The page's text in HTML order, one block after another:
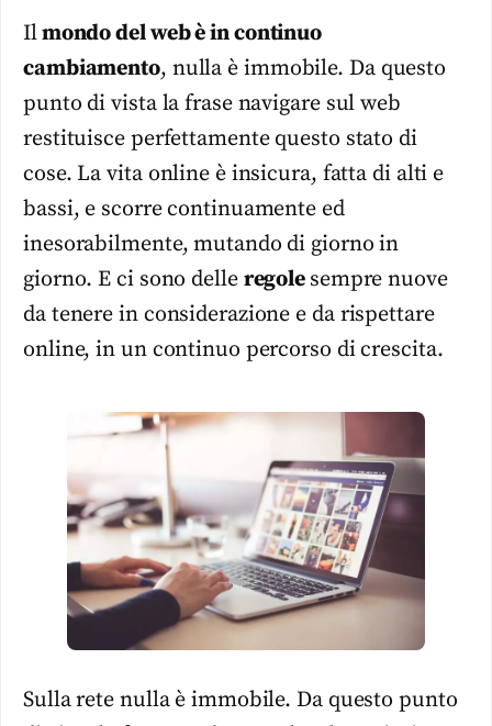
Ilmondo del web è in continuo
cambiamento, nulla è immobile. Da questo
punto di vista la frase navigare sul web
restituisce perfettamente questo stato di
cose. La vita online è insicura, fatta di alti e
bassi, e scorre continuamente ed
inesorabilmente, mutando di giorno in
giorno. E ci sono delle regole sempre nuove
da tenere in considerazione e da rispettare
online, in un continuo percorso di crescita.
Sulla rete nulla è immobile. Da questo punto